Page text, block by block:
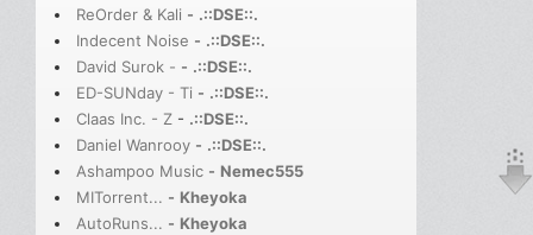
ReOrder & Kali - .::DSE::.
Indecent Noise - .::DSE::.
David Surok - - .::DSE::.
ED-SUNday - Ti - .::DSE::.
Claas Inc. - Z - .::DSE::.
Daniel Wanrooy - .::DSE::.
Ashampoo Music - Nemec555
MITorrent... - Kheyoka
AutoRuns... - Kheyoka